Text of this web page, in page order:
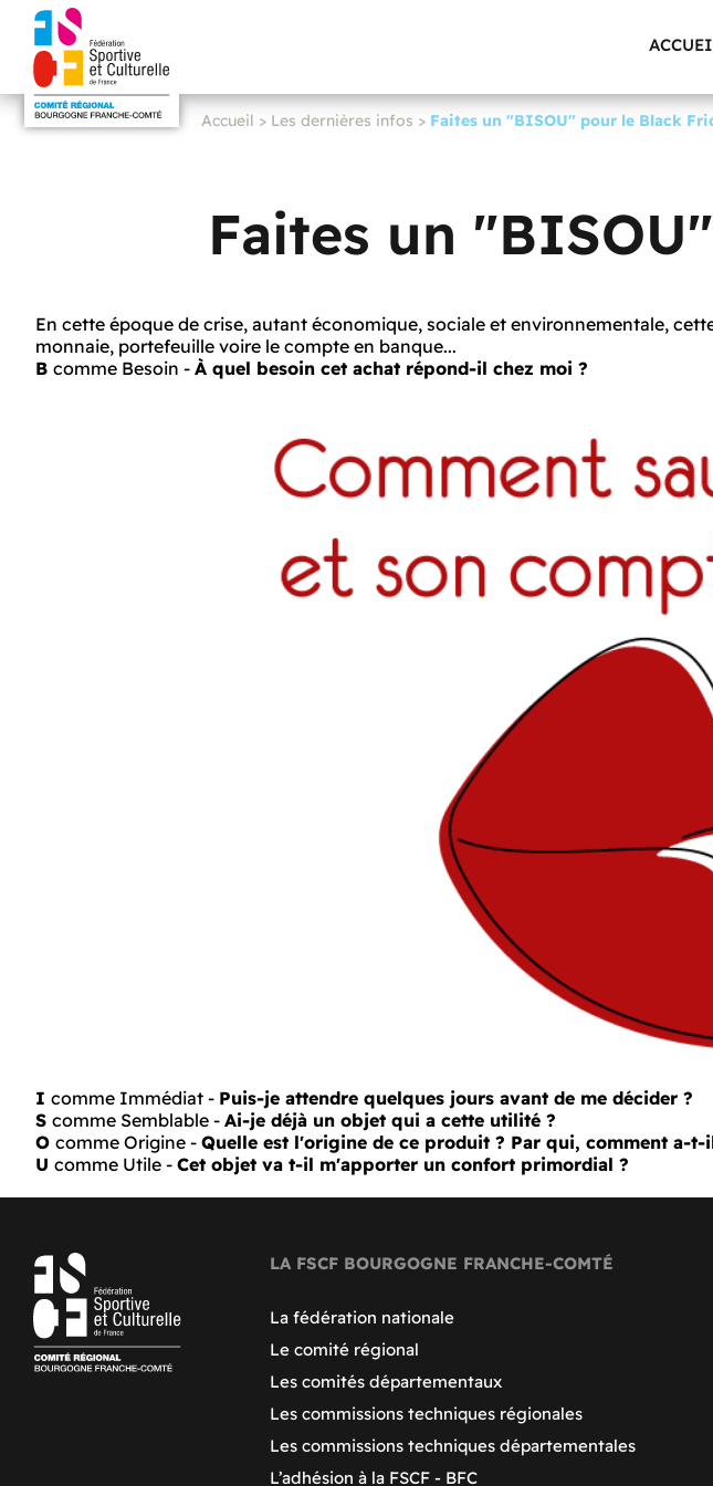
Accueil > Les dernières infos > Faites un "BISOU" pour le Black
Faites un
En cette époque de crise, autant économique, sociale et environnementale,
monnaie, portefeuille voire le compte en banque...
B comme Besoin - À quel besoin cet achat répond-il chez moi ?
I comme Immédiat - Puis-je attendre quelques jours avant de me décider ?
S comme Semblable - Ai-je déjà un objet qui a cette utilité ?
O comme Origine - Quelle est l'origine de ce produit ? Par qui, comment a-t-
U comme Utile - Cet objet va t-il m'apporter un confort primordial ?
LA FSCF BOURGOGNE FRANCHE-COMTÉ
La fédération nationale
Le comité régional
Les comités départementaux
Les commissions techniques régionales
Les commissions techniques départementales
L’adhésion à la FSCF - BFC